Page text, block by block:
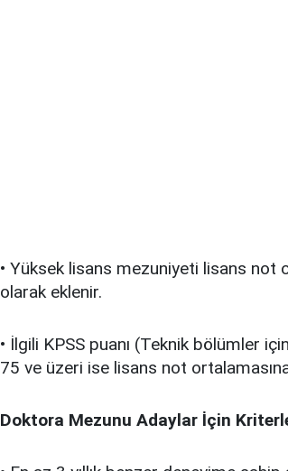
• Yüksek lisans mezuniyeti lisans not
olarak eklenir.
• İlgili KPSS puanı (Teknik bölümler
75 ve üzeri ise lisans not
Doktora Mezunu Adaylar İçin